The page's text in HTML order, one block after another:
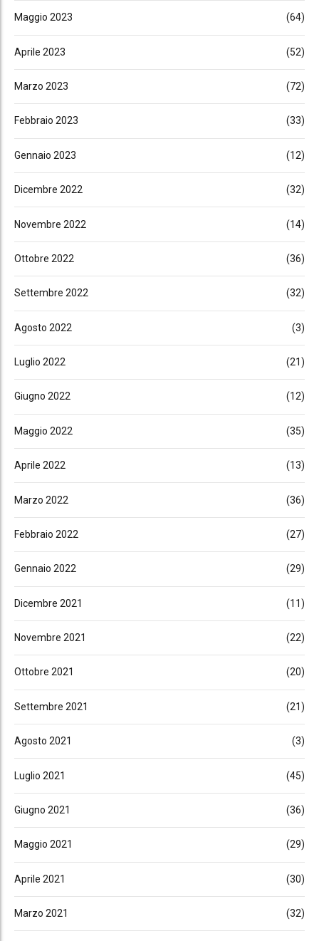
Maggio 2023 (64)
Aprile 2023 (52)
Marzo 2023 (72)
Febbraio 2023 (33)
Gennaio 2023 (12)
Dicembre 2022 (32)
Novembre 2022 (14)
Ottobre 2022 (36)
Settembre 2022 (32)
Agosto 2022 (3)
Luglio 2022 (21)
Giugno 2022 (12)
Maggio 2022 (35)
Aprile 2022 (13)
Marzo 2022 (36)
Febbraio 2022 (27)
Gennaio 2022 (29)
Dicembre 2021 (11)
Novembre 2021 (22)
Ottobre 2021 (20)
Settembre 2021 (21)
Agosto 2021 (3)
Luglio 2021 (45)
Giugno 2021 (36)
Maggio 2021 (29)
Aprile 2021 (30)
Marzo 2021 (32)